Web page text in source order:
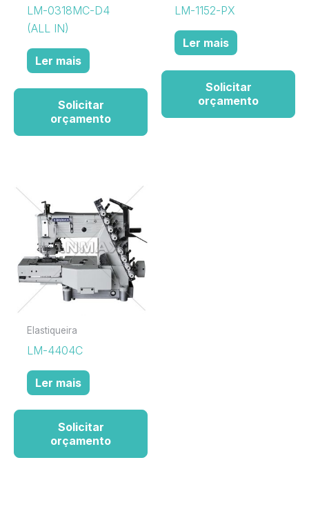
LM-0318MC-D4
(ALL IN)
Ler mais
Solicitar
orçamento
LM-1152-PX
Ler mais
Solicitar
orçamento
Elastiqueira
LM-4404C
Ler mais
Solicitar
orçamento